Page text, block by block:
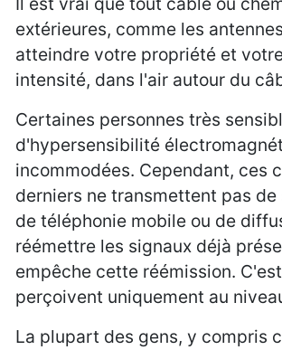
extérieures, comme les
atteindre votre propriété et
intensité, dans l'air autour du
Certaines personnes très
d'hypersensibilité
incommodées. Cependant, ces
derniers ne transmettent pas
de téléphonie mobile ou de
réémettre les signaux déjà
empêche cette réémission.
perçoivent uniquement au
La plupart des gens, y compris